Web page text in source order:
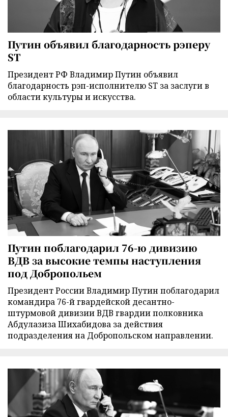
Путин объявил благодарность рэперу
ST
Президент РФ Владимир Путин объявил
благодарность рэп-исполнителю ST за заслуги в
области культуры и искусства.
Путин поблагодарил 76-ю дивизию
ВДВ за высокие темпы наступления
под Добропольем
Президент России Владимир Путин поблагодарил
командира 76-й гвардейской десантно-
штурмовой дивизии ВДВ гвардии полковника
Абдулазиза Шихабидова за действия
подразделения на Добропольском направлении.